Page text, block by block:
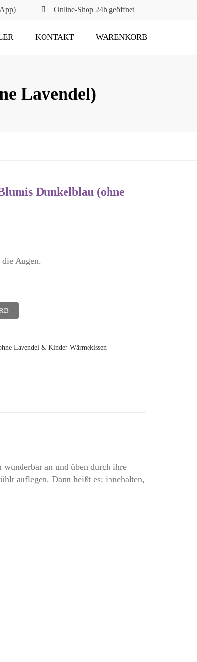
Online-Shop 24h geöffnet
Submit
KONTAKT WARENKORB
Lavendel)
Dunkelblau (ohne
Augen.
Lavendel & Kinder-Wärmekissen
an und üben durch ihre
auflegen. Dann heißt es: innehalten,